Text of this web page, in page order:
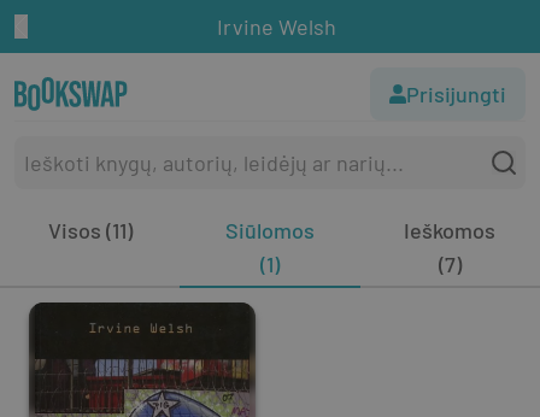
Irvine Welsh
Prisijungti
Visos (11)
Siūlomos
(1)
Ieškomos
(7)